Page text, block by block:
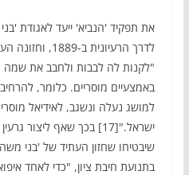
את תפקיד 'הנביא' ייעד לאגודת
לדרך הרעיונית
"לקנות לה לבבות ולחבב את שמה
באמצעיים מוסריים. כלומר,
למושג נעלה ונשגב, לאידיאל
ישראל."[17] בכך שאף
שיבטיחו שחזון העתיד של 'בני
בתנועת חיבת ציון, "כדי לאחד